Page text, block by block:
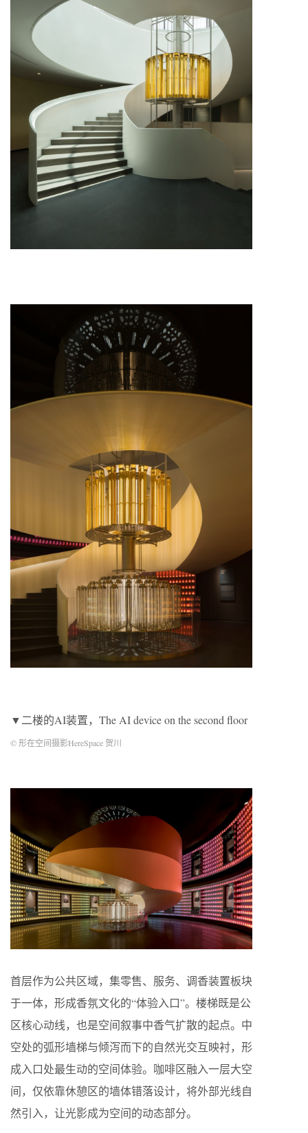
▼二楼的AI装置，The AI device on the second floor
© 形在空间摄影HereSpace 贺川
首层作为公共区域，集零售、服务、调香装置板块
于一体，形成香氛文化的“体验入口”。楼梯既是公
区核心动线，也是空间叙事中香气扩散的起点。中
空处的弧形墙梯与倾泻而下的自然光交互映衬，形
成入口处最生动的空间体验。咖啡区融入一层大空
间，仅依靠休憩区的墙体错落设计，将外部光线自
然引入，让光影成为空间的动态部分。